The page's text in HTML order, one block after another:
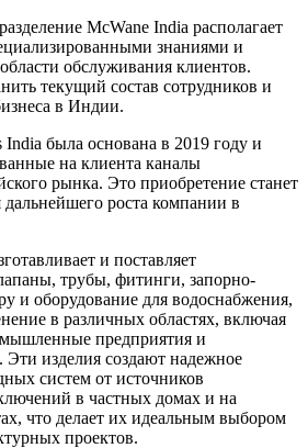
McWane India располагает
знаниями и
обслуживания клиентов.
текущий состав сотрудников и
в Индии.
была основана в 2019 году и
на клиента каналы
рынка. Это приобретение станет
роста компании в
и поставляет
трубы, фитинги, запорно-
и оборудование для водоснабжения,
в различных областях, включая
предприятия и
изделия создают надежное
систем от источников
в частных домах и на
что делает их идеальным выбором
проектов.